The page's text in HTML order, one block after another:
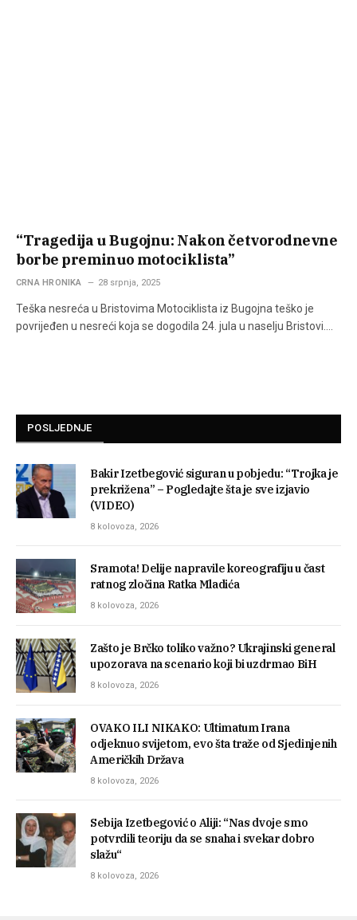
“Tragedija u Bugojnu: Nakon četvorodnevne
borbe preminuo motociklista”
CRNA HRONIKA 28 srpnja, 2025
Teška nesreća u Bristovima Motociklista iz Bugojna teško je
povrijeđen u nesreći koja se dogodila 24. jula u naselju Bristovi.…
POSLJEDNJE
Bakir Izetbegović siguran u pobjedu: “Trojka je
prekrižena” – Pogledajte šta je sve izjavio
(VIDEO)
8 kolovoza, 2026
Sramota! Delije napravile koreografiju u čast
ratnog zločina Ratka Mladića
8 kolovoza, 2026
Zašto je Brčko toliko važno? Ukrajinski general
upozorava na scenario koji bi uzdrmao BiH
8 kolovoza, 2026
OVAKO ILI NIKAKO: Ultimatum Irana
odjeknuo svijetom, evo šta traže od Sjedinjenih
Američkih Država
8 kolovoza, 2026
Sebija Izetbegović o Aliji: “Nas dvoje smo
potvrdili teoriju da se snaha i svekar dobro
slažu“
8 kolovoza, 2026